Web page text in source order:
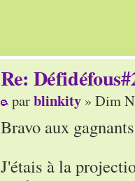
Re:
parblinkity » Dim
Bravo aux
J'étais à la